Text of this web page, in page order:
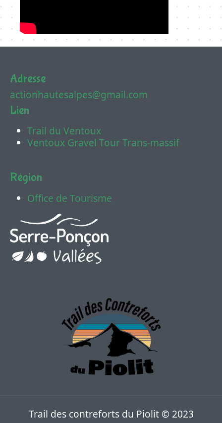
Adresse
actionhautesalpes@gmail.com
Lien
Trail du Ventoux
Ventoux Gravel Tour Trans-massif
Région
Office de Tourisme
Trail des contreforts du Piolit© 2023